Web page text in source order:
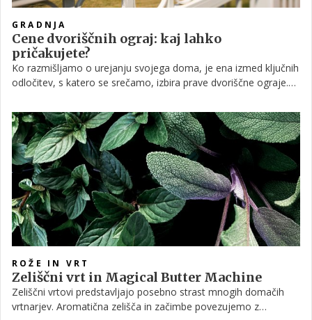
GRADNJA
Cene dvoriščnih ograj: kaj lahko
pričakujete?
Ko razmišljamo o urejanju svojega doma, je ena izmed ključnih
odločitev, s katero se srečamo, izbira prave dvoriščne ograje.
je cena eden izmed odločilnih indikatorjev, katero vrsto ograje
bomo izbrali.
ROŽE IN VRT
Zeliščni vrt in Magical Butter Machine
Zeliščni vrtovi predstavljajo posebno strast mnogih domačih
vrtnarjev. Aromatična zelišča in začimbe povezujemo z